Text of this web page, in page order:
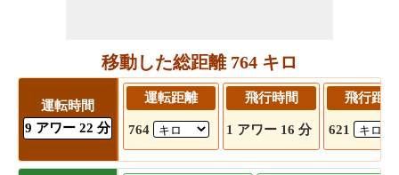
移動した総距離 764 キロ
運転時間
9 アワー 22 分
運転距離
764
飛行時間
1 アワー 16 分
飛行距離
621